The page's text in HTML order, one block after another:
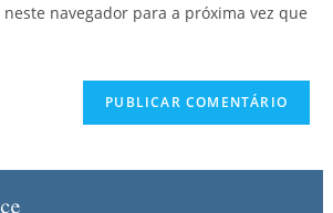
navegador para a próxima vez que